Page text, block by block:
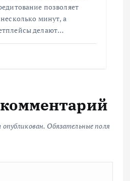
позволяет
минут, а
делают…
Обязательные поля